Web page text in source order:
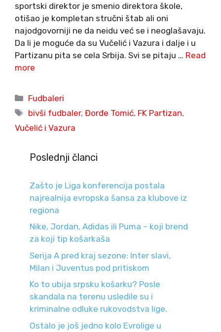
sportski direktor je smenio direktora škole,
otišao je kompletan stručni štab ali oni
najodgovorniji ne da neidu već se i neoglašavaju.
Da li je moguće da su Vučelić i Vazura i dalje i u
Partizanu pita se cela Srbija. Svi se pitaju … Read
more
Categories
Fudbaleri
Tags
bivši fudbaler,Đorđe Tomić, FK Partizan,
Vučelić i Vazura
Poslednji članci
Zašto je Liga konferencija postala
najrealnija evropska šansa za klubove iz
regiona
Nike, Jordan, Adidas ili Puma – koji brend
za koji tip košarkaša
Serija A pred kraj sezone: Inter slavi,
Milan i Juventus pod pritiskom
Ko to ubija srpsku košarku? Posle
skandala na terenu usledile su i
kriminalne odluke rukovodstva lige.
Ostalo je još jedno kolo Evrolige u